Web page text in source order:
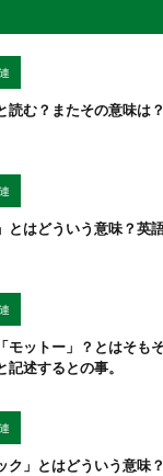
読む？またその意味は
とはどういう意味？
モットー」？とはそも
述するとの事。
ク」とはどういう意味